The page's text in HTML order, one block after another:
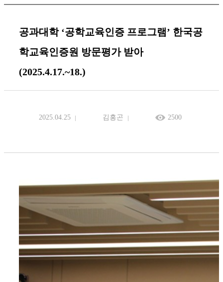
공과대학 ‘공학교육인증 프로그램’ 한국공
학교육인증원 방문평가 받아
(2025.4.17.~18.)
2025.04.25 김홍곤 2500